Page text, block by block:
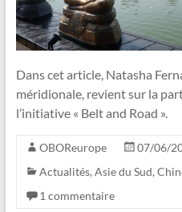
Dans cet article, Natasha
méridionale, revient sur la
l’initiative « Belt and Road ».
OBOReurope
07/06/
Actualités, Asie du Sud,
1 commentaire